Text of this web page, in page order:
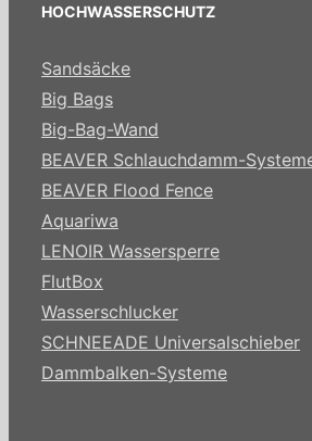
HOCHWASSERSCHUTZ
Sandsäcke
Big Bags
Big-Bag-Wand
BEAVER Schlauchdamm-
BEAVER Flood Fence
Aquariwa
LENOIR Wassersperre
FlutBox
Wasserschlucker
SCHNEEADE Universalschieber
Dammbalken-Systeme